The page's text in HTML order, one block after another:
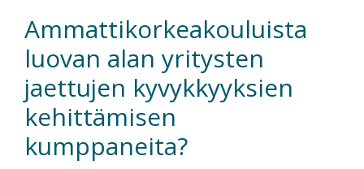
tutkimus-,
kehittämis-
innovaatiotoiminnasta
sekä
ammattikorkeakoulutusta
koskevasta
Ammattikorkeakouluista
luovan alan yritysten
jaettujen kyvykkyyksien
kehittämisen
kumppaneita?